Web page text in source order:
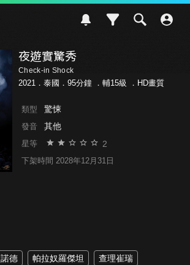
夜遊實驚秀
Check-in Shock
2021．泰國．95分鐘 ． 輔15級 ．HD畫質
類型 驚悚
發音 其他
星等 2
下架時間 2028年12月31日
德 帕拉奴羅傑坦
查理崔瑞